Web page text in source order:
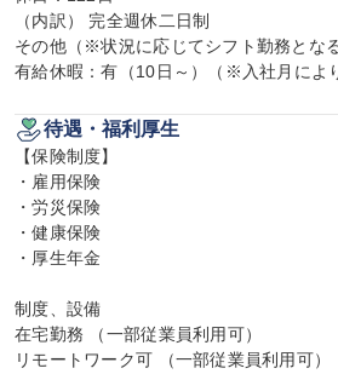
（内訳） 完全週休二日制
その他（※状況に応じてシフト勤務とな
有給休暇：有（10日～）（※入社月によ
待遇・福利厚生
【保険制度】
・雇用保険
・労災保険
・健康保険
・厚生年金
制度、設備
在宅勤務 （一部従業員利用可）
リモートワーク可 （一部従業員利用可）